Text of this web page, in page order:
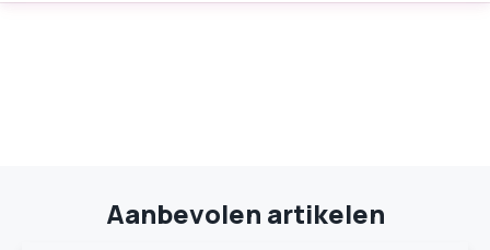
Aanbevolen artikelen